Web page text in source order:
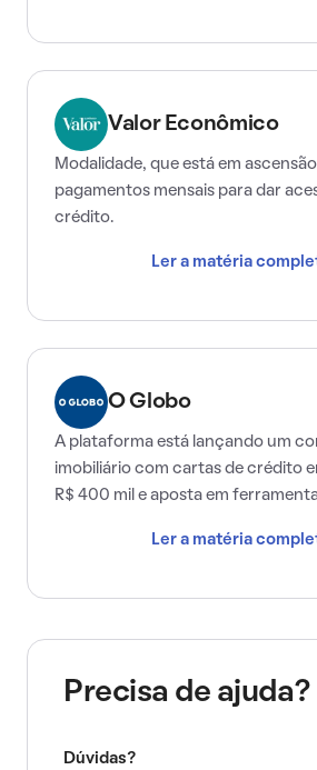
Valor Econômico
Modalidade, que está em
pagamentos mensais para dar
crédito.
Ler a matéria
O Globo
A plataforma está lançando um
imobiliário com cartas de crédito
R$ 400 mil e aposta em
Ler a matéria
Precisa de ajuda?
Dúvidas?